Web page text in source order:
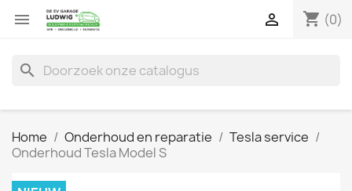
 shopping_cart (0)

search
Home Onderhoud en reparatie
Tesla service
Onderhoud Tesla Model S